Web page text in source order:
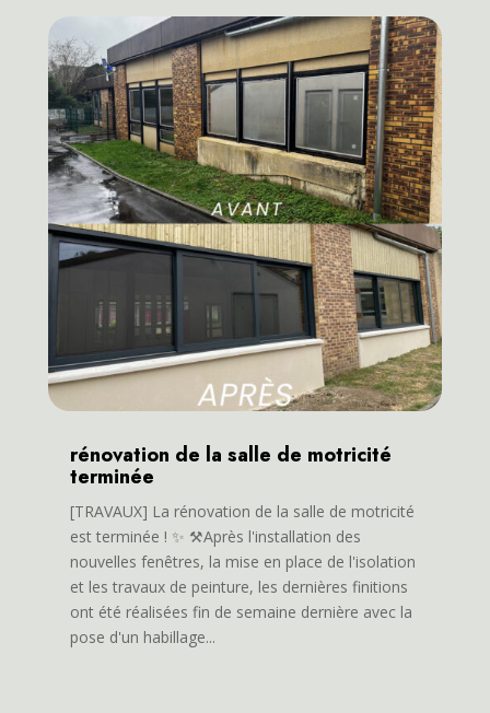
rénovation de la salle de motricité
terminée
[TRAVAUX] La rénovation de la salle de motricité
est terminée ! ✨ ⚒️Après l'installation des
nouvelles fenêtres, la mise en place de l'isolation
et les travaux de peinture, les dernières finitions
ont été réalisées fin de semaine dernière avec la
pose d'un habillage...